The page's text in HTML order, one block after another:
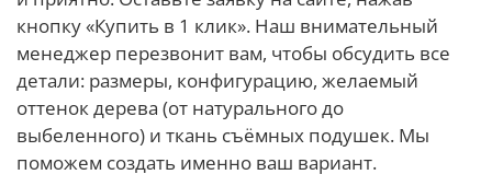
кнопку «Купить в 1 клик». Наш внимательный
менеджер перезвонит вам, чтобы обсудить все
детали: размеры, конфигурацию, желаемый
оттенок дерева (от натурального до
выбеленного) и ткань съёмных подушек. Мы
поможем создать именно ваш вариант.